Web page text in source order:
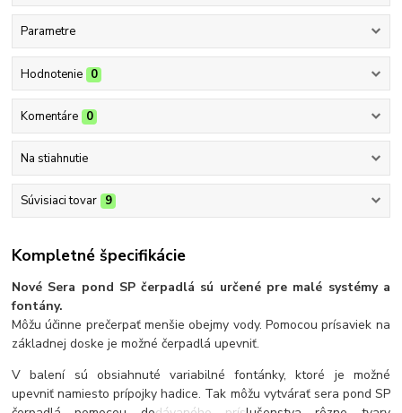
Parametre
Hodnotenie 0
Komentáre 0
Na stiahnutie
Súvisiaci tovar 9
Kompletné špecifikácie
Nové Sera pond SP čerpadlá sú určené pre malé systémy a
fontány.
Môžu účinne prečerpať menšie obejmy vody. Pomocou prísaviek na
základnej doske je možné čerpadlá upevniť.
V balení sú obsiahnuté variabilné fontánky, ktoré je možné
upevniť namiesto prípojky hadice. Tak môžu vytvárať sera pond SP